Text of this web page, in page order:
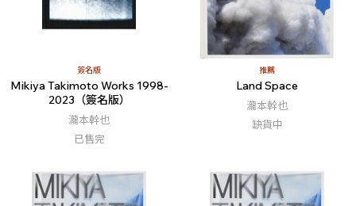
簽名版
Mikiya Takimoto Works 1998-
2023（簽名版）
瀧本幹也
已售完
推薦
Land Space
瀧本幹也
缺貨中